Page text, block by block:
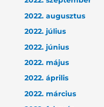
2022. augusztus
2022. július
2022. június
2022. május
2022. április
2022. március